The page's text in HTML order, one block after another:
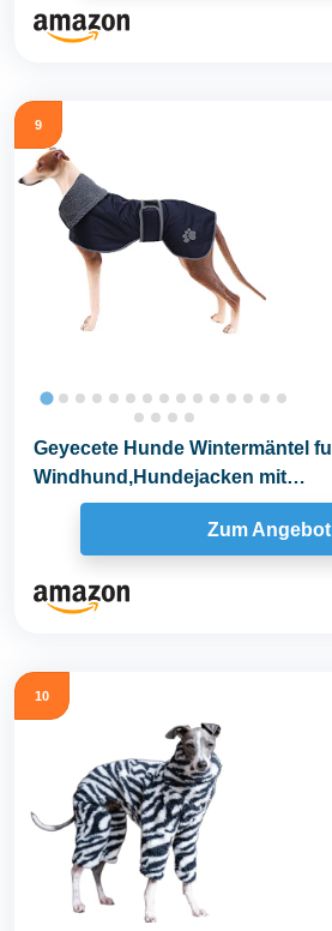
9
Geyecete Hunde Wintermäntel
Windhund,Hundejacken mit
plüschfutter,Wasserdichter
Zum Angebot
10